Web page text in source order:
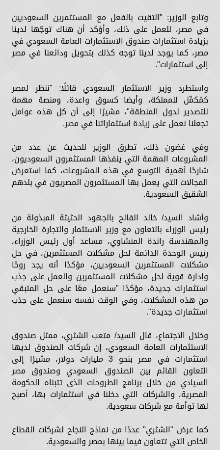
وتابع الوزير: "التقيت بالفعل مع المستثمرين السعوديين
في مصر، للعمل على ذلك، وأؤكد أن هناك توجّها لدينا
بزيادة استثمارات صندوق الاستثمارات العامة السعودي في
مصر، كما يوجد لدينا توجه كذلك بتحويل ودائعنا في مصر
إلى استثمارات".
واستطرد وزير الاستثمار السعودي قائلًا: "ننظر لمصر
كمُكمِّل للمملكة، وأيضا كسوق واعدة، ومنصة مهمة
للتصدير لدول المنطقة"، مشيرًا إلى أن كل هذه عوامل
تجعلنا نعمل على زيادة استثماراتنا في مصر.
وفي غضون ذلك، تطرق الوزير للحديث عن عدد من
المشروعات المهمة التي ينفذها المستثمرون السعوديون،
شارحًا أهمية التوسع في هذه المشروعات، كما استعرض
المجالات التي يعمل بها المستثمرون المصريون في بلدهم
الشقيق السعودية.
وأشاد السيد/ خالد الفالح بالجهود الحثيثة المبذولة من
رئيس الوزراء بالتعاون مع وزير الاستثمار والتجارة الخارجية
والمهندسة راندة المنشاوي، مساعد أول رئيس الوزراء،
رئيس الوحدة الدائمة لحل مشكلات المستثمرين، في حل
مشكلات المستثمرين السعوديين، مؤكدًا أنه يجد روحًا
وإدارة قوية لحل مشكلات المستثمرين والعمل على جذب
استثمارات جديدة، مؤكدًا "سنعمل معًا على حل المتبقي
من هذه المشكلات، وفي الوقت نفسه سنعمل على جذب
استثمارات جديدة".
وخلال الاجتماع، قال السيد/ متعب الشثري، ممثل صندوق
الاستثمارات العامة السعودي، إن شركات الصندوق لديها
استثمارات في مصر بنحو 3 مليارات دولار، مشيرًا إلى
التعاون القائم بين الصندوق السعودي وصندوق مصر
السيادي من خلال برنامج الطروحات الذى تتبناه الحكومة
المصرية، والشركات التي دخلنا في استثمارات بها، أصبح
لها توأمة مع شركات سعودية.
كما عرض "الشثري" عددًا من نماذج النجاح لشركات القطاع
الخاص التي تتعاون فيما بينها بمصر والسعودية.